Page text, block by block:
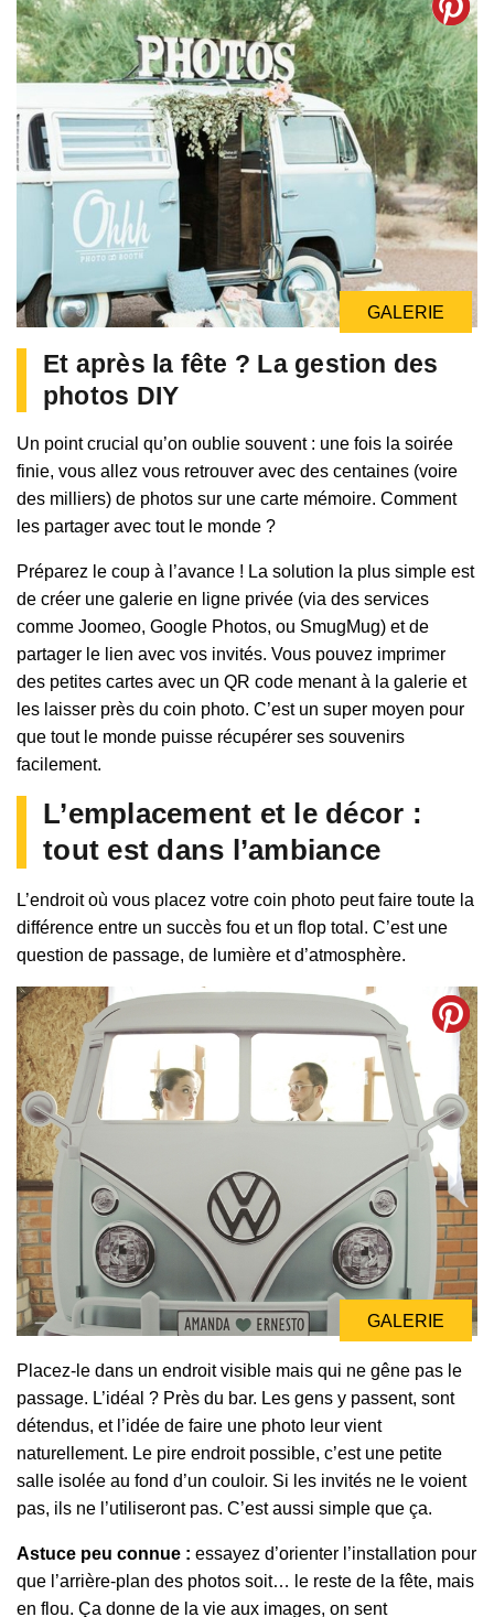
GALERIE
Et après la fête ? La gestion des
photos DIY
Un point crucial qu’on oublie souvent : une fois la soirée
finie, vous allez vous retrouver avec des centaines (voire
des milliers) de photos sur une carte mémoire. Comment
les partager avec tout le monde ?
Préparez le coup à l’avance ! La solution la plus simple est
de créer une galerie en ligne privée (via des services
comme Joomeo, Google Photos, ou SmugMug) et de
partager le lien avec vos invités. Vous pouvez imprimer
des petites cartes avec un QR code menant à la galerie et
les laisser près du coin photo. C’est un super moyen pour
que tout le monde puisse récupérer ses souvenirs
facilement.
L’emplacement et le décor :
tout est dans l’ambiance
L’endroit où vous placez votre coin photo peut faire toute la
différence entre un succès fou et un flop total. C’est une
question de passage, de lumière et d’atmosphère.
GALERIE
Placez-le dans un endroit visible mais qui ne gêne pas le
passage. L’idéal ? Près du bar. Les gens y passent, sont
détendus, et l’idée de faire une photo leur vient
naturellement. Le pire endroit possible, c’est une petite
salle isolée au fond d’un couloir. Si les invités ne le voient
pas, ils ne l’utiliseront pas. C’est aussi simple que ça.
Astuce peu connue : essayez d’orienter l’installation pour
que l’arrière-plan des photos soit… le reste de la fête, mais
en flou. Ça donne de la vie aux images, on sent